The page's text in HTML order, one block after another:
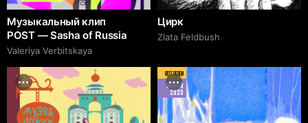
Музыкальный клип
POST — Sasha of Russia
Valeriya Verbitskaya
Цирк
Zlata Feldbush
BEST DESIGN
MARCH
2025